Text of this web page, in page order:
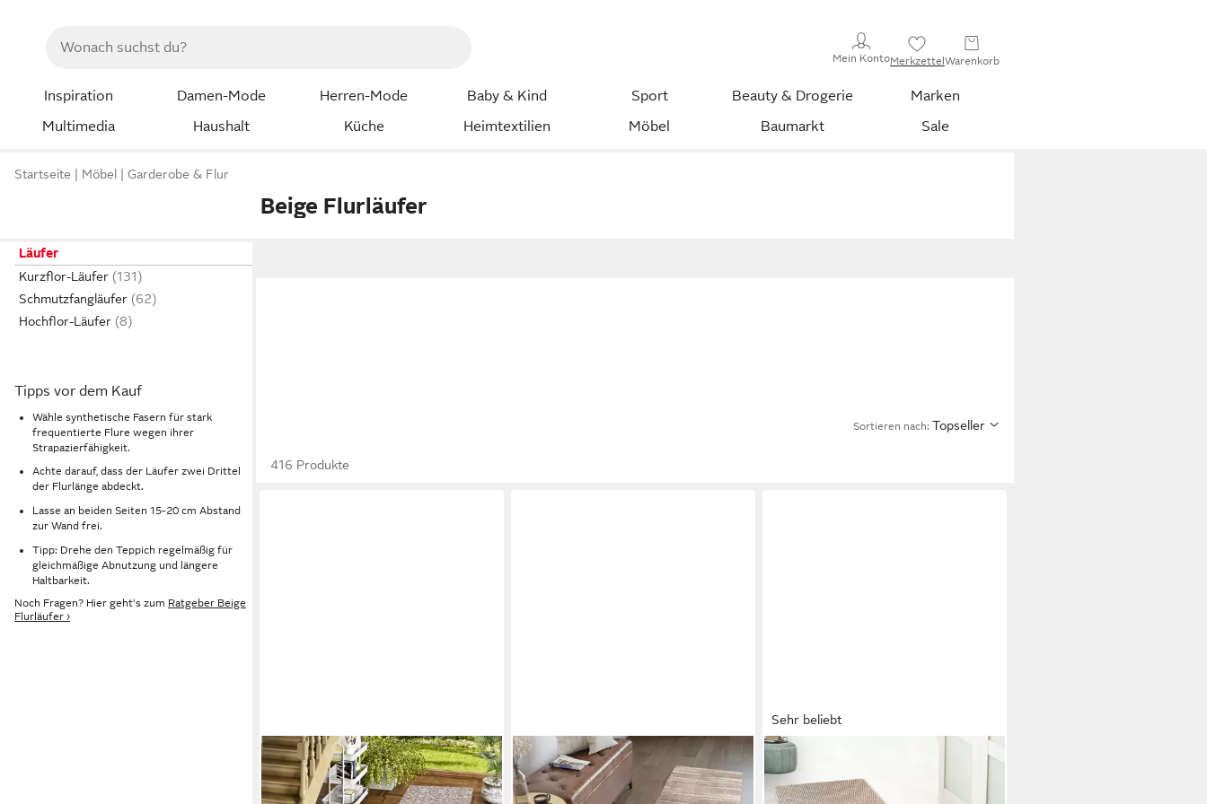
Mein KontoMerkzettelWarenkorb
Inspiration Damen-Mode Herren-Mode Baby & Kind Sport Beauty & Drogerie
Marken
Multimedia
Haushalt Küche Heimtextilien Möbel Baumarkt Sale
Startseite Möbel Garderobe & Flur
Beige Flurläufer
Läufer
Kurzflor-Läufer
Schmutzfangläufer
Hochflor-Läufer
Tipps vor dem Kauf
Wähle synthetische Fasern für stark
frequentierte Flure wegen ihrer
Strapazierfähigkeit.
Achte darauf, dass der Läufer zwei Drittel
der Flurlänge abdeckt.
Lasse an beiden Seiten 15-20 cm Abstand
zur Wand frei.
Tipp: Drehe den Teppich regelmäßig für
gleichmäßige Abnutzung und längere
Haltbarkeit.
Noch Fragen? Hier geht's zum Ratgeber Beige
Flurläufer ›
Sortieren nach: Topseller
416 Produkte
SNAPSTYLE
Läufer In- und Outdoor Teppich
Läufer Beidseitig Newport,
TAPISO
Läufer SARI, rechteckig, Höhe: 10
mm, Kurzflor Flurläufer, pflegeleicht,
Sehr beliebt
FLOORDIREKT
Läufer Kalkutta, robuste &
strapazierfähige Sisal-Naturfaser,